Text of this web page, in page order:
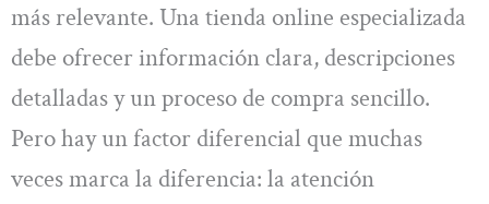
más relevante. Una tienda online especializada
debe ofrecer información clara, descripciones
detalladas y un proceso de compra sencillo.
Pero hay un factor diferencial que muchas
veces marca la diferencia: la atención